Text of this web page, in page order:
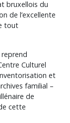
bruxellois du
de l’excellente
tout
Culturel
et
familial –
de
cette